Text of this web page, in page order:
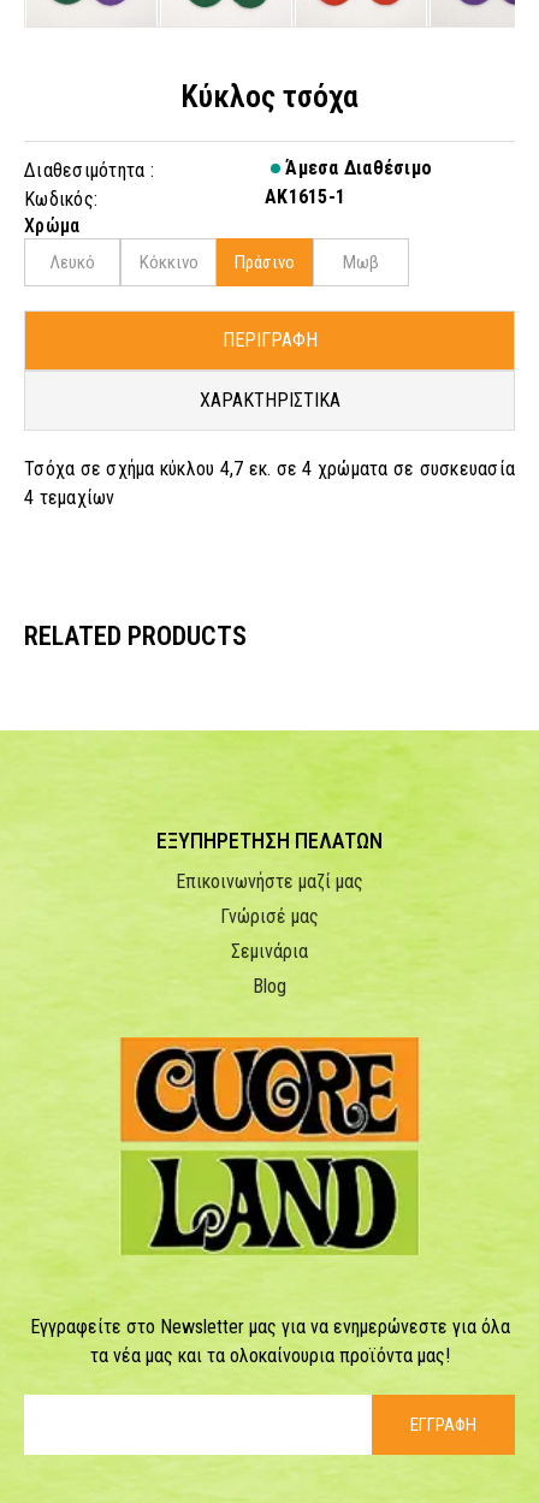
Κύκλος τσόχα
Διαθεσιμότητα :
Άμεσα Διαθέσιμο
Κωδικός:
AK1615-1
Χρώμα
Λευκό Κόκκινο Πράσινο Μωβ
ΠΕΡΙΓΡΑΦΗ
ΧΑΡΑΚΤΗΡΙΣΤΙΚΑ
Τσόχα σε σχήμα κύκλου 4,7 εκ. σε 4 χρώματα σε συσκευασία
4 τεμαχίων
RELATED PRODUCTS
ΕΞΥΠΗΡΕΤΗΣΗ ΠΕΛΑΤΩΝ
Επικοινωνήστε μαζί μας
Γνώρισέ μας
Σεμινάρια
Blog
Εγγραφείτε στο Newsletter μας για να ενημερώνεστε για όλα
τα νέα μας και τα ολοκαίνουρια προϊόντα μας!
ΕΓΓΡΑΦΗ